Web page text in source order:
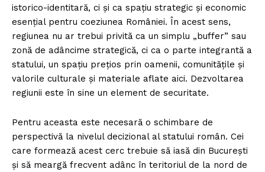
istorico-identitară, ci și ca spațiu strategic și economic
esențial pentru coeziunea României. În acest sens,
regiunea nu ar trebui privită ca un simplu „buffer” sau
zonă de adâncime strategică, ci ca o parte integrantă a
statului, un spațiu prețios prin oamenii, comunitățile și
valorile culturale și materiale aflate aici. Dezvoltarea
regiunii este în sine un element de securitate.
Pentru aceasta este necesară o schimbare de
perspectivă la nivelul decizional al statului român. Cei
care formează acest cerc trebuie să iasă din București
și să meargă frecvent adânc în teritoriul de la nord de